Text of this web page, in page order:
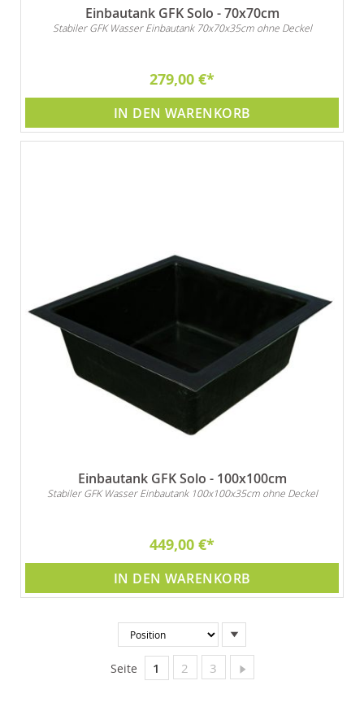
Einbautank GFK Solo - 70x70cm
Stabiler GFK Wasser Einbautank 70x70x35cm ohne Deckel
279,00 €
IN DEN WARENKORB
Einbautank GFK Solo - 100x100cm
Stabiler GFK Wasser Einbautank 100x100x35cm ohne Deckel
449,00 €
IN DEN WARENKORB
absteigender
Seite Sie lesen gerade Seite
1 Seite
2 Seite
3